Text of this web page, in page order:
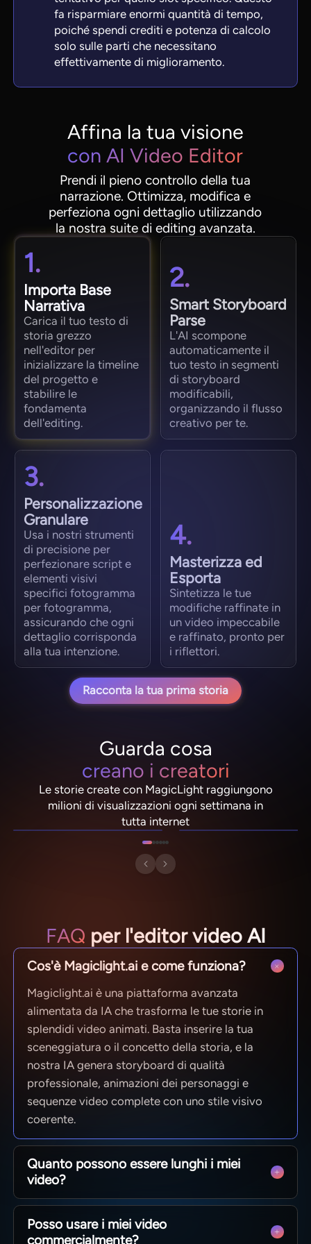
fa risparmiare enormi quantità di tempo,
poiché spendi crediti e potenza di calcolo
solo sulle parti che necessitano
effettivamente di miglioramento.
Affina la tua visione
con AI Video Editor
Prendi il pieno controllo della tua
narrazione. Ottimizza, modifica e
perfeziona ogni dettaglio utilizzando
la nostra suite di editing avanzata.
1.
Importa Base
Narrativa
Carica il tuo testo di
storia grezzo
nell'editor per
inizializzare la timeline
del progetto e
stabilire le
fondamenta
dell'editing.
2.
Smart Storyboard
Parse
L'AI scompone
automaticamente il
tuo testo in segmenti
di storyboard
modificabili,
organizzando il flusso
creativo per te.
3.
Personalizzazione
Granulare
Usa i nostri strumenti
di precisione per
perfezionare script e
elementi visivi
specifici fotogramma
per fotogramma,
assicurando che ogni
dettaglio corrisponda
alla tua intenzione.
4.
Masterizza ed
Esporta
Sintetizza le tue
modifiche raffinate in
un video impeccabile
e raffinato, pronto per
i riflettori.
Racconta la tua prima storia
Guarda cosa
creano i creatori
Le storie create con MagicLight raggiungono
milioni di visualizzazioni ogni settimana in
tutta internet
NebulaDrifter
Lio "Spark" Vance
PixelRonin
Momo The Moshroom
FAQ per l'editor video AI
Cos'è Magiclight.ai e come funziona?
Magiclight.ai è una piattaforma avanzata
alimentata da IA che trasforma le tue storie in
splendidi video animati. Basta inserire la tua
sceneggiatura o il concetto della storia, e la
nostra IA genera storyboard di qualità
professionale, animazioni dei personaggi e
sequenze video complete con uno stile visivo
coerente.
Quanto possono essere lunghi i miei
video?
Da brevi clip per i social a episodi completi di 50
minuti. MagicLight è ottimizzato per la narrazione
Posso usare i miei video
commercialmente?